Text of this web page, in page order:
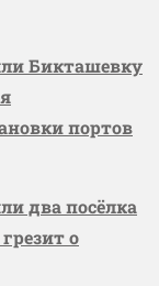
Бикташевку
портов
два посёлка
о